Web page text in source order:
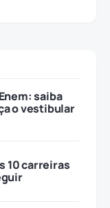
saiba
o vestibular
10 carreiras